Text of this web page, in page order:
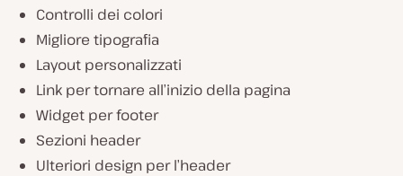
Controlli dei colori
Migliore tipografia
Layout personalizzati
Link per tornare all’inizio della pagina
Widget per footer
Sezioni header
Ulteriori design per l’header